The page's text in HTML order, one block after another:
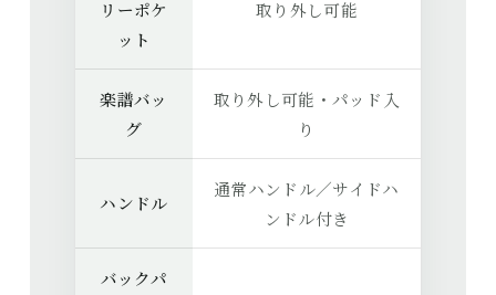
リーポケ
ット
取り外し可能
楽譜バッ
グ
取り外し可能・パッド入
り
ハンドル
通常ハンドル／サイドハ
ンドル付き
バックパ